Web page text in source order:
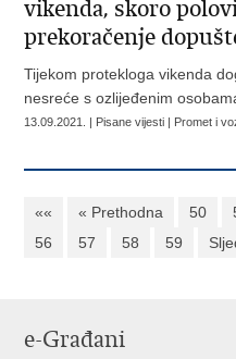
vikenda, skoro
prekoračenje
Tijekom protekloga vikenda
nesreće s ozlijeđenim
13.09.2021. | Pisane vijesti | Promet i
«« « Prethodna 50
56
57 58 59
e-Građani